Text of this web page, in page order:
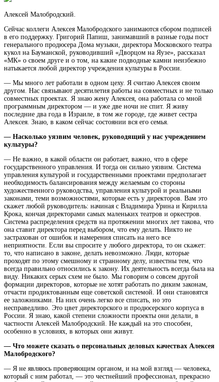
Алексей Малобродский.
Сейчас коллеги Алексея Малобродского занимаются сбором подписей
в его поддержку. Григорий Папиш, занимавший в разные годы пост
генерального продюсера Дома музыки, директора Московского театра
кукол на Бауманской, руководивший «Дворцом на Яузе», рассказал
«МК» о своем друге и о том, на какие подводные камни неизбежно
натыкается любой директор учреждения культуры в России.
— Мы много лет работали в одном цеху. Я считаю Алексея своим
другом. Нас связывают десятилетия работы на совместных и не только
совместных проектах. Я знаю жену Алексея, она работала со мной
программным директором — и уже две ночи не спит. Я живу
последние два года в Израиле, в том же городе, где живет сестра
Алексея. Знаю, в каком сейчас состоянии вся его семья.
— Насколько уязвим человек, руководящий у нас учреждением
культуры?
— Не важно, в какой области он работает, важно, что в сфере
государственного управления. И тогда он сильно уязвим. Система
управления культурой и государственными проектами предполагает
необходимость балансирования между желаемым со стороны
художественного руководства, управления культурой и реальными
законами, теми возможностями, которые есть у директоров. Вам это
скажет любой руководитель: начиная с Владимира Урина и Кирилла
Крока, кончая директорами самых маленьких театров и оркестров.
Система распределения средств на протяжении многих лет такова, что
она ставит директора перед выбором, что ему делать. Никто не
застрахован от ошибок и намерения списать на него все
неприятности. Если вы спросите у любого директора, то он скажет:
то, что написано в законе, делать невозможно. Люди, которые
проходят по этому смешному и странному делу, известны тем, что
всегда правильно относились к закону. Их деятельность всегда была на
виду. Никаких серых схем не было. Мы говорим о совсем другой
формации директоров, которые не хотят работать по диким законам,
отчасти продиктованным еще советской системой. И они становятся
ее заложниками. На них очень легко все списать, но это
несправедливо. Это цвет директорского и продюсерского корпуса в
России. Я знаю, какой степени сложности проекты они делали, в
частности Алексей Малобродский. Не каждый на это способен,
особенно в условиях, в которых они живут.
— Что можете сказать о персональных деловых качествах Алексея
Малобродского?
— Я не являюсь проверяющим органом, и на мой взгляд — человека,
который с ним работал, — это честнейший профессионал, прекрасно